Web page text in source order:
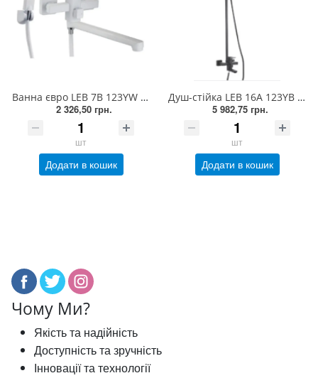
Ванна євро LEB 7B 123YW ZEGOR (TROYA) k.35, L-вилив, білий (1/8)
2 326,50 грн.
шт
Додати в кошик
Душ-стійка LEB 16A 123YB ZEGOR (TROYA) k.35, латунь, чорний, з лійкою "Тропічний душ" (1/4)
5 982,75 грн.
шт
Додати в кошик
Чому Ми?
Якість та надійність
Доступність та зручність
Інновації та технології